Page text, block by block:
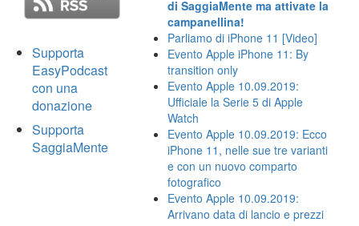
Supporta
EasyPodcast
con una
donazione
Supporta
SaggiaMente
di SaggiaMente ma attivate la
campanellina!
Parliamo di iPhone 11 [Video]
Evento Apple iPhone 11: By
transition only
Evento Apple 10.09.2019:
Ufficiale la Serie 5 di Apple
Watch
Evento Apple 10.09.2019: Ecco
iPhone 11, nelle sue tre varianti
e con un nuovo comparto
fotografico
Evento Apple 10.09.2019:
Arrivano data di lancio e prezzi